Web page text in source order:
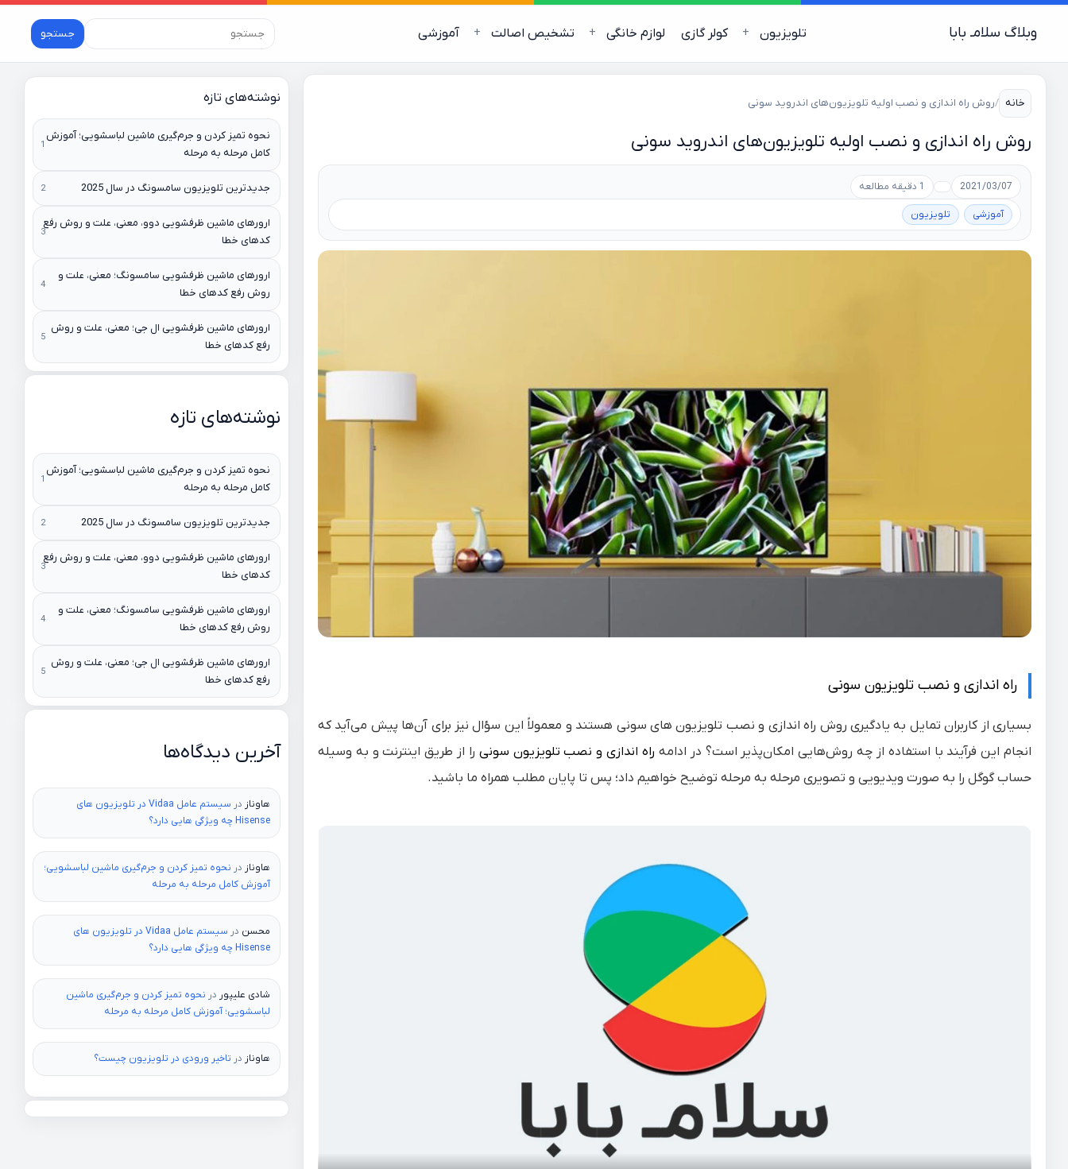
وبلاگ سلامـ بابا تلویزیون کولر گازی لوازم خانگی تشخیص اصالت آموزشی جستجو
خانه /روش راه اندازی و نصب اولیه تلویزیون‌های اندروید سونی
روش راه اندازی و نصب اولیه تلویزیون‌های اندروید سونی
2021/03/07 1 دقیقه مطالعه
آموزشی تلویزیون
راه اندازی و نصب تلویزیون سونی
بسیاری از کاربران تمایل به یادگیری روش راه اندازی و نصب تلویزیون های سونی هستند و معمولاً این سؤال نیز برای آن‌ها پیش می‌آید که
انجام این فرآیند با استفاده از چه روش‌هایی امکان‌پذیر است؟ در ادامه راه اندازی و نصب تلویزیون سونی را از طریق اینترنت و به وسیله
حساب گوگل را به صورت ویدیویی و تصویری مرحله به مرحله توضیح خواهیم داد؛ پس تا پایان مطلب همراه ما باشید.
نوشته‌های تازه
نحوه تمیز کردن و جرم‌گیری ماشین لباسشویی؛ آموزش
کامل مرحله به مرحله
جدیدترین تلویزیون سامسونگ در سال 2025
ارورهای ماشین ظرفشویی دوو، معنی، علت و روش رفع
کدهای خطا
ارورهای ماشین ظرفشویی سامسونگ؛ معنی، علت و
روش رفع کدهای خطا
ارورهای ماشین ظرفشویی ال جی؛ معنی، علت و روش
رفع کدهای خطا
نوشته‌های تازه
نحوه تمیز کردن و جرم‌گیری ماشین لباسشویی؛ آموزش
کامل مرحله به مرحله
جدیدترین تلویزیون سامسونگ در سال 2025
ارورهای ماشین ظرفشویی دوو، معنی، علت و روش رفع
کدهای خطا
ارورهای ماشین ظرفشویی سامسونگ؛ معنی، علت و
روش رفع کدهای خطا
ارورهای ماشین ظرفشویی ال جی؛ معنی، علت و روش
رفع کدهای خطا
آخرین دیدگاه‌ها
هاوناز در
سیستم عامل Vidaa در تلویزیون های
Hisense چه ویژگی هایی دارد؟
هاوناز در نحوه تمیز کردن و جرم‌گیری ماشین لباسشویی؛
آموزش کامل مرحله به مرحله
محسن در
سیستم عامل Vidaa در تلویزیون های
Hisense چه ویژگی هایی دارد؟
شادی علیپور در نحوه تمیز کردن و جرم‌گیری ماشین
لباسشویی؛ آموزش کامل مرحله به مرحله
هاوناز در تاخیر ورودی در تلویزیون چیست؟